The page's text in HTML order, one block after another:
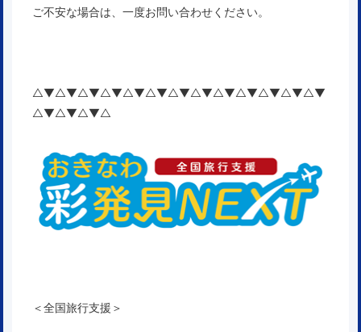
ご不安な場合は、一度お問い合わせください。
△▼△▼△▼△▼△▼△▼△▼△▼△▼△▼△▼△▼△▼
△▼△▼△▼△
＜全国旅行支援＞